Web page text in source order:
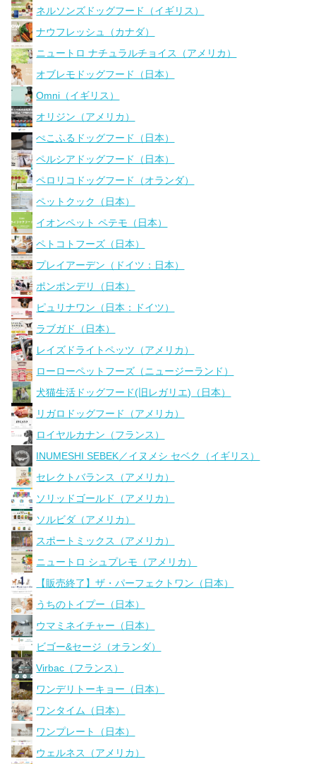
ネルソンズドッグフード（イギリス）
ナウフレッシュ（カナダ）
ニュートロ ナチュラルチョイス（アメリカ）
オブレモドッグフード（日本）
Omni（イギリス）
オリジン（アメリカ）
ぺこふるドッグフード（日本）
ペルシアドッグフード（日本）
ペロリコドッグフード（オランダ）
ペットクック（日本）
イオンペット ペテモ（日本）
ペトコトフーズ（日本）
プレイアーデン（ドイツ：日本）
ポンポンデリ（日本）
ピュリナワン（日本：ドイツ）
ラブガド（日本）
レイズドライトペッツ（アメリカ）
ローローペットフーズ（ニュージーランド）
犬猫生活ドッグフード(旧レガリエ)（日本）
リガロドッグフード（アメリカ）
ロイヤルカナン（フランス）
INUMESHI SEBEK／イヌメシ セベク（イギリス）
セレクトバランス（アメリカ）
ソリッドゴールド（アメリカ）
ソルビダ（アメリカ）
スポートミックス（アメリカ）
ニュートロ シュプレモ（アメリカ）
【販売終了】ザ・パーフェクトワン（日本）
うちのトイプー（日本）
ウマミネイチャー（日本）
ビゴー&セージ（オランダ）
Virbac（フランス）
ワンデリトーキョー（日本）
ワンタイム（日本）
ワンプレート（日本）
ウェルネス（アメリカ）